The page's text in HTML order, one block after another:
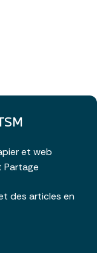
et web
Partage
des articles en